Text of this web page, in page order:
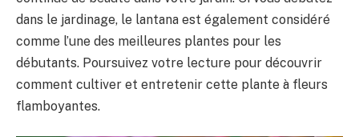
dans le jardinage, le lantana est également considéré
comme l’une des meilleures plantes pour les
débutants. Poursuivez votre lecture pour découvrir
comment cultiver et entretenir cette plante à fleurs
flamboyantes.